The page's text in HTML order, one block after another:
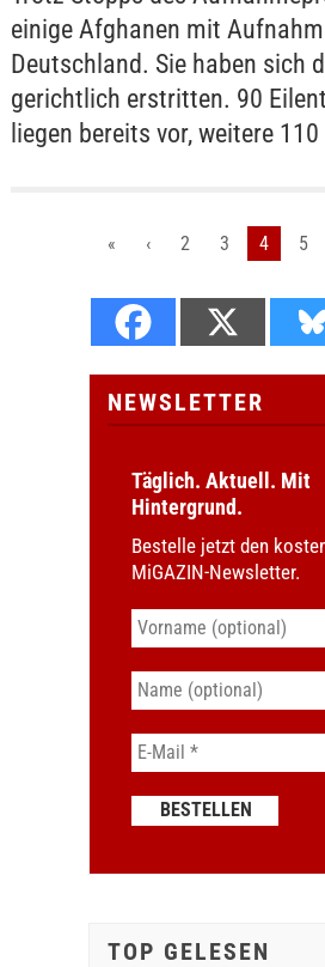
einige Afghanen mit
Deutschland. Sie haben sich
gerichtlich erstritten. 90
liegen bereits vor, weitere
« ‹ 2 3 4 5
NEWSLETTER
Täglich. Aktuell. Mit
Hintergrund.
Bestelle jetzt den
MiGAZIN-Newsletter.
TOP GELESEN